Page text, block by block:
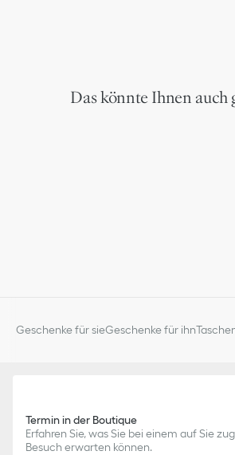
Das könnte Ihnen auch
Geschenke für sieGeschenke für ihn
Termin in der Boutique
Erfahren Sie, was Sie bei einem auf Sie
Besuch erwarten können.